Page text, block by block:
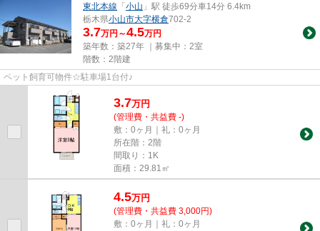
東北本線 「小山 」駅 徒歩69分車14分 6.4km
栃木県小山市大字横倉702-2
3.7万円～4.5万円
築年数：築27年 ｜募集中： 2室
階数：2階建
ペット飼育可物件☆駐車場1台付♪
3.7万円
(管理費・共益費 -)
敷：0ヶ月｜礼：0ヶ月
所在階：2階
間取り：1K
面積：29.81㎡
4.5万円
(管理費・共益費 3,000円)
敷：0ヶ月｜礼：0ヶ月